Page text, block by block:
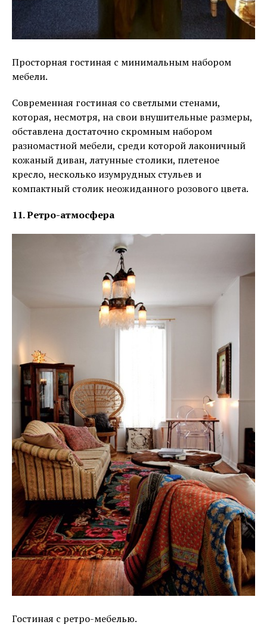
Просторная гостиная с минимальным набором
мебели.
Современная гостиная со светлыми стенами,
которая, несмотря, на свои внушительные размеры,
обставлена достаточно скромным набором
разномастной мебели, среди которой лаконичный
кожаный диван, латунные столики, плетеное
кресло, несколько изумрудных стульев и
компактный столик неожиданного розового цвета.
11. Ретро-атмосфера
Гостиная с ретро-мебелью.